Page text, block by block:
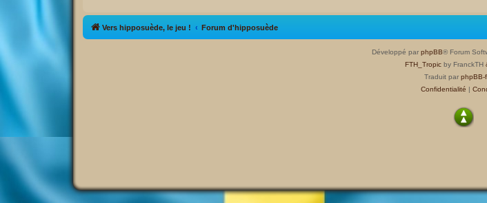
Vers hipposuède, le jeu ! Forum d'hipposuède
Développé par phpBB® Forum
FTH_Tropic by FranckTH
Traduit par phpBB-
Confidentialité |